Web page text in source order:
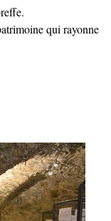
qui rayonne